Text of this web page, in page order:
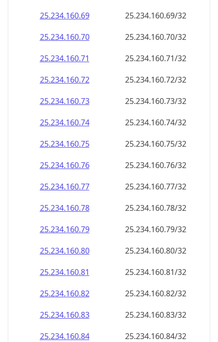
25.234.160.69
25.234.160.69/32
25.234.160.70
25.234.160.70/32
25.234.160.71
25.234.160.71/32
25.234.160.72
25.234.160.72/32
25.234.160.73
25.234.160.73/32
25.234.160.74
25.234.160.74/32
25.234.160.75
25.234.160.75/32
25.234.160.76
25.234.160.76/32
25.234.160.77
25.234.160.77/32
25.234.160.78
25.234.160.78/32
25.234.160.79
25.234.160.79/32
25.234.160.80
25.234.160.80/32
25.234.160.81
25.234.160.81/32
25.234.160.82
25.234.160.82/32
25.234.160.83
25.234.160.83/32
25.234.160.84
25.234.160.84/32